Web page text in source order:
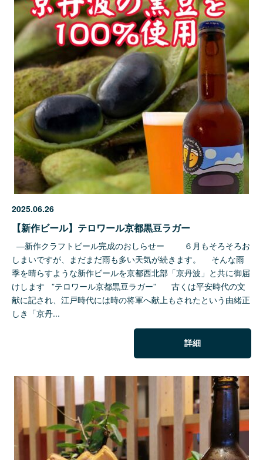
2025.06.26
【新作ビール】テロワール京都黒豆ラガー
―新作クラフトビール完成のおしらせー ６月もそろそろお
しまいですが、まだまだ雨も多い天気が続きます。 そんな雨
季を晴らすような新作ビールを京都西北部「京丹波」と共に御届
けします ”テロワール京都黒豆ラガー” 古くは平安時代の文
献に記され、江戸時代には時の将軍へ献上もされたという由緒正
しき「京丹...
詳細